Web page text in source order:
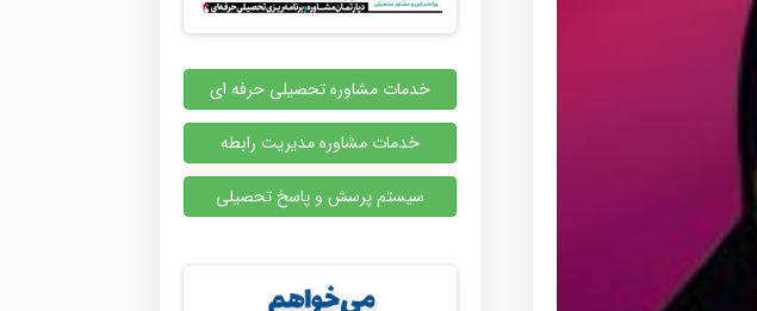
خدمات مشاوره تحصیلی حرفه ای
خدمات مشاوره مدیریت رابطه
سیستم پرسش و پاسخ تحصیلی